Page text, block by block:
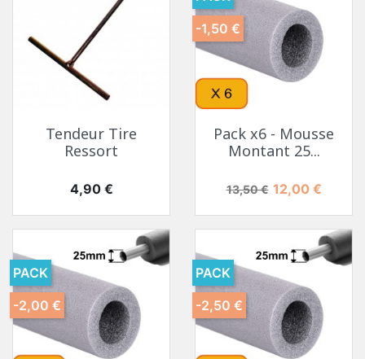
Tendeur Tire
Ressort
Prix
4,90 €
Pack x6 - Mousse
Montant 25...
Prix de base
13,50 € Prix
12,00 €
-1,50 €
PACK
-2,00 €
PACK
-2,50 €